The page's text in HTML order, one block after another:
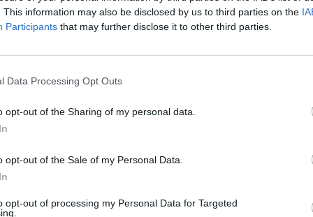
This information may also be disclosed by us to third parties on the
Participants that may further disclose it to other third parties.
Data Processing Opt Outs
opt-out of the Sharing of my personal data.
opt-out of the Sale of my Personal Data.
opt-out of processing my Personal Data for Targeted
Laidos | Sodas ir daržas
į
00:21:19
„Žinios“ 2026-08-08